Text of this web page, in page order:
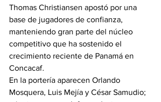
Thomas Christiansen apostó por una
base de jugadores de confianza,
manteniendo gran parte del núcleo
competitivo que ha sostenido el
crecimiento reciente de Panamá en
Concacaf.
En la portería aparecen Orlando
Mosquera, Luis Mejía y César Samudio;